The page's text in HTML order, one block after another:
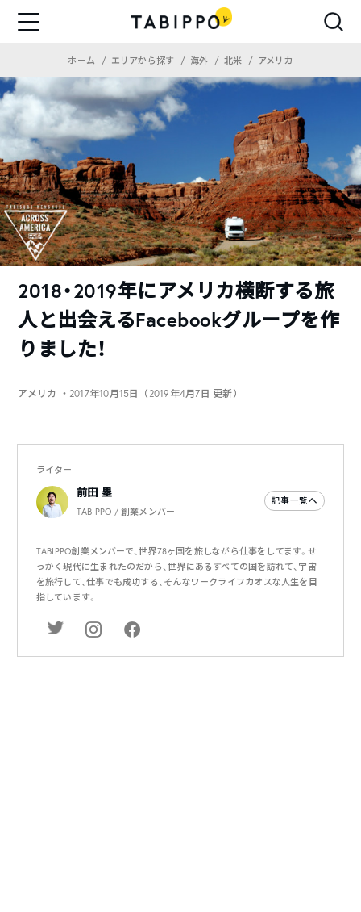
ホーム エリアから探す 海外 北米 アメリカ
2018・2019年にアメリカ横断する旅
人と出会えるFacebookグループを作
りました！
アメリカ ・2017年10月15日（2019年4月7日 更新）
ライター
前田 塁
TABIPPO / 創業メンバー
記事一覧へ
TABIPPO創業メンバーで、世界78ヶ国を旅しながら仕事をしてます。せ
っかく現代に生まれたのだから、世界にあるすべての国を訪れて、宇宙
を旅行して、仕事でも成功する、そんなワークライフカオスな人生を目
指しています。